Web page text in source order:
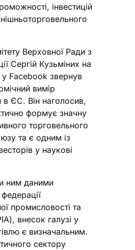
інвестицій
Верховної Ради з
Сергій Кузьміних на
у Facebook звернув
вимір
ЄС. Він наголосив,
формує значну
торговельного
та є одним із
у наукові
ним даними
промисловості та
внесок галузі у
є визначальним.
сектору